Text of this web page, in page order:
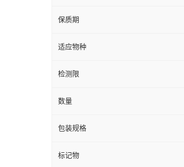
保质期
适应物种
检测限
数量
包装规格
标记物